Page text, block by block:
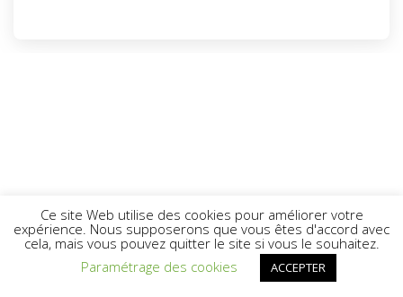
Ce site Web utilise des cookies pour améliorer votre
expérience. Nous supposerons que vous êtes d'accord avec
cela, mais vous pouvez quitter le site si vous le souhaitez.
Paramétrage des cookies
ACCEPTER